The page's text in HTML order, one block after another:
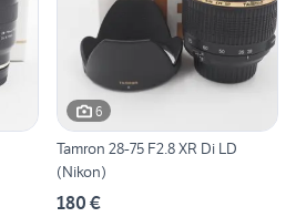
6
Tamron 28-75 F2.8 XR Di LD
(Nikon)
180 €